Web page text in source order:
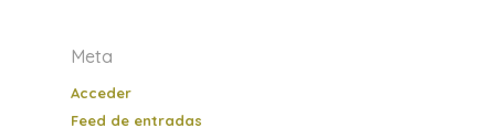
Meta
Acceder
Feed de entradas